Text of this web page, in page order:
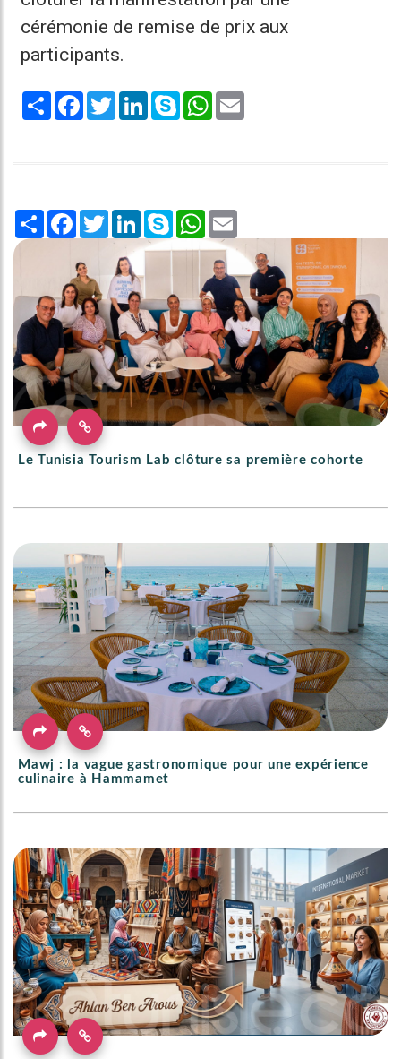
cérémonie de remise de prix aux
participants.
Share Facebook
TwitterLinkedInSkype WhatsApp
Share Facebook
TwitterLinkedInSkype WhatsApp
Le Tunisia Tourism Lab clôture sa première cohorte
Mawj : la vague gastronomique pour une expérience
culinaire à Hammamet